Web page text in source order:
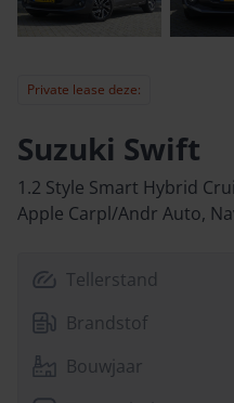
Private lease deze:
Suzuki Swift
1.2 Style Smart Hybrid
Apple Carpl/Andr Auto,
Tellerstand
Brandstof
Bouwjaar